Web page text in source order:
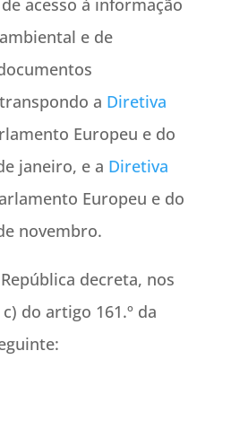
acesso à informação
e de
a Diretiva
Europeu e do
janeiro, e a Diretiva
Europeu e do
novembro.
decreta, nos
do artigo 161.º da